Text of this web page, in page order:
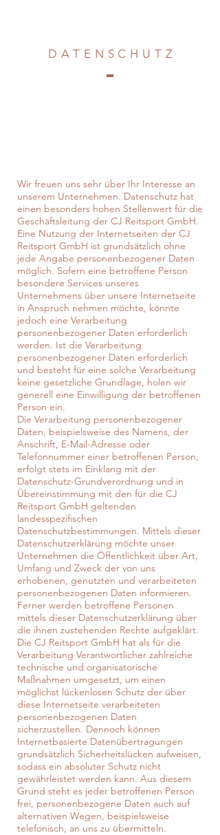
DATENSCHUTZ
Wir freuen uns sehr über Ihr Interesse an
unserem Unternehmen. Datenschutz hat
einen besonders hohen Stellenwert für die
Geschäftsleitung der CJ Reitsport GmbH.
Eine Nutzung der Internetseiten der CJ
Reitsport GmbH ist grundsätzlich ohne
jede Angabe personenbezogener Daten
möglich. Sofern eine betroffene Person
besondere Services unseres
Unternehmens über unsere Internetseite
in Anspruch nehmen möchte, könnte
jedoch eine Verarbeitung
personenbezogener Daten erforderlich
werden. Ist die Verarbeitung
personenbezogener Daten erforderlich
und besteht für eine solche Verarbeitung
keine gesetzliche Grundlage, holen wir
generell eine Einwilligung der betroffenen
Person ein.
Die Verarbeitung personenbezogener
Daten, beispielsweise des Namens, der
Anschrift, E-Mail-Adresse oder
Telefonnummer einer betroffenen Person,
erfolgt stets im Einklang mit der
Datenschutz-Grundverordnung und in
Übereinstimmung mit den für die CJ
Reitsport GmbH geltenden
landesspezifischen
Datenschutzbestimmungen. Mittels dieser
Datenschutzerklärung möchte unser
Unternehmen die Öffentlichkeit über Art,
Umfang und Zweck der von uns
erhobenen, genutzten und verarbeiteten
personenbezogenen Daten informieren.
Ferner werden betroffene Personen
mittels dieser Datenschutzerklärung über
die ihnen zustehenden Rechte aufgeklärt.
Die CJ Reitsport GmbH hat als für die
Verarbeitung Verantwortlicher zahlreiche
technische und organisatorische
Maßnahmen umgesetzt, um einen
möglichst lückenlosen Schutz der über
diese Internetseite verarbeiteten
personenbezogenen Daten
sicherzustellen. Dennoch können
Internetbasierte Datenübertragungen
grundsätzlich Sicherheitslücken aufweisen,
sodass ein absoluter Schutz nicht
gewährleistet werden kann. Aus diesem
Grund steht es jeder betroffenen Person
frei, personenbezogene Daten auch auf
alternativen Wegen, beispielsweise
telefonisch, an uns zu übermitteln.